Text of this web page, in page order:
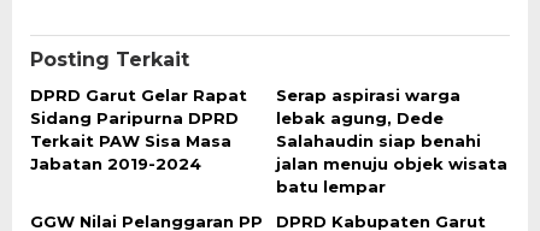
Posting Terkait
DPRD Garut Gelar Rapat
Sidang Paripurna DPRD
Terkait PAW Sisa Masa
Jabatan 2019-2024
Serap aspirasi warga
lebak agung, Dede
Salahaudin siap benahi
jalan menuju objek wisata
batu lempar
GGW Nilai Pelanggaran PP
DPRD Kabupaten Garut